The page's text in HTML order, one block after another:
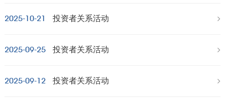
2025-10-21 投资者关系活动
2025-09-25 投资者关系活动
2025-09-12 投资者关系活动